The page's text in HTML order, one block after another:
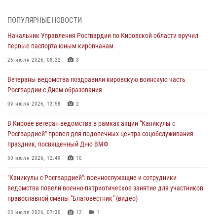
Российской Федерации
В Росгвардии вспоминают российских воинов, погибших в Первой
мировой войне 1914-1918 годов
В Кирове офицер Росгвардии стал победителем открытого
шахматного турнира
Директор Росгвардии Герой России генерал армии Виктор Золотов
поздравил специалистов подразделений тыла с профессиональным
праздником
ПОПУЛЯРНЫЕ НОВОСТИ
Начальник Управления Росгвардии по Кировской области вручил
первые паспорта юным кировчанам
26 июля 2026, 08:22 3
Ветераны ведомства поздравили кировскую воинскую часть
Росгвардии с Днем образования
09 июля 2026, 13:58 2
В Кирове ветеран ведомства в рамках акции "Каникулы с
Росгвардией" провел для подопечных центра соцобслуживания
праздник, посвященный Дню ВМФ
30 июля 2026, 12:49 10
"Каникулы с Росгвардией": военнослужащие и сотрудники
ведомства повели военно-патриотическое занятие для участников
православной смены "Благовестник" (видео)
23 июля 2026, 07:30 12 1